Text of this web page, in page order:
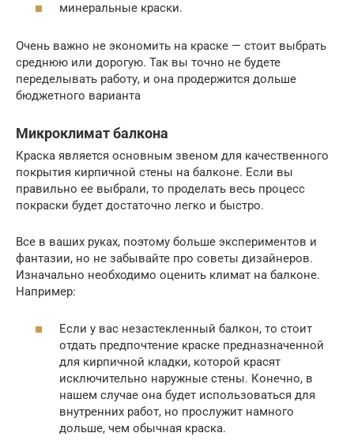
минеральные краски.
Очень важно не экономить на краске — стоит выбрать
среднюю или дорогую. Так вы точно не будете
переделывать работу, и она продержится дольше
бюджетного варианта
Микроклимат балкона
Краска является основным звеном для качественного
покрытия кирпичной стены на балконе. Если вы
правильно ее выбрали, то проделать весь процесс
покраски будет достаточно легко и быстро.
Все в ваших руках, поэтому больше экспериментов и
фантазии, но не забывайте про советы дизайнеров.
Изначально необходимо оценить климат на балконе.
Например:
Если у вас незастекленный балкон, то стоит
отдать предпочтение краске предназначенной
для кирпичной кладки, которой красят
исключительно наружные стены. Конечно, в
нашем случае она будет использоваться для
внутренних работ, но прослужит намного
дольше, чем обычная краска.